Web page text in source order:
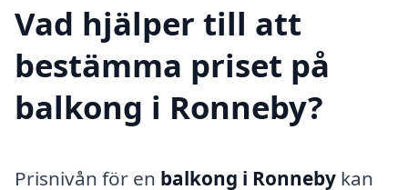
Vad hjälper till att
bestämma priset på
balkong i Ronneby?
Prisnivån för en balkong i Ronneby kan